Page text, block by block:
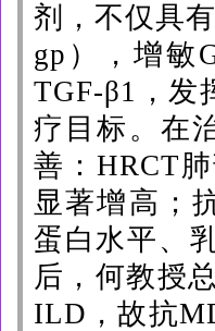
剂，不仅具
gp），增敏
TGF-β1，发
疗目标。在
善：HRCT
显著增高；
蛋白水平、
后，何教授
ILD ，故抗